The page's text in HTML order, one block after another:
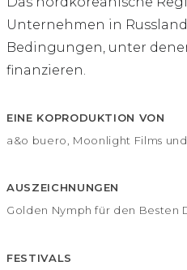
Unternehmen in
Bedingungen, unter
finanzieren.
EINE KOPRODUKTION VON
a&o buero, Moonlight Films
AUSZEICHNUNGEN
Golden Nymph für den Besten
FESTIVALS